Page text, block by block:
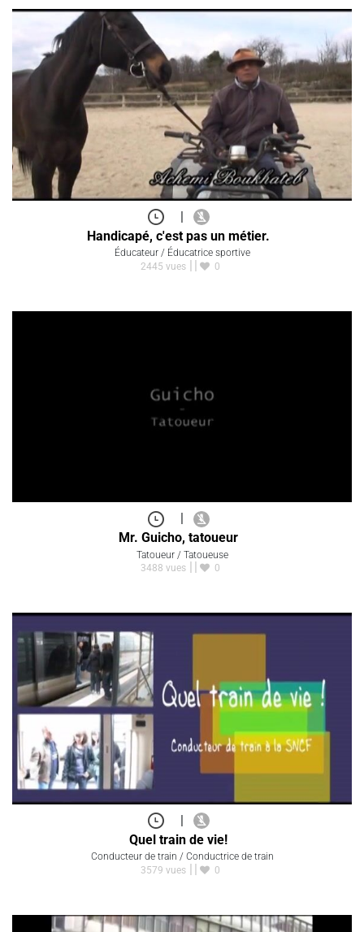
|
Handicapé, c'est pas un métier.
Éducateur / Éducatrice sportive
2445 vues
0
Mr. Guicho, tatoueur
Tatoueur / Tatoueuse
3488 vues
0
|
Quel train de vie!
Conducteur de train / Conductrice de train
3579 vues
0